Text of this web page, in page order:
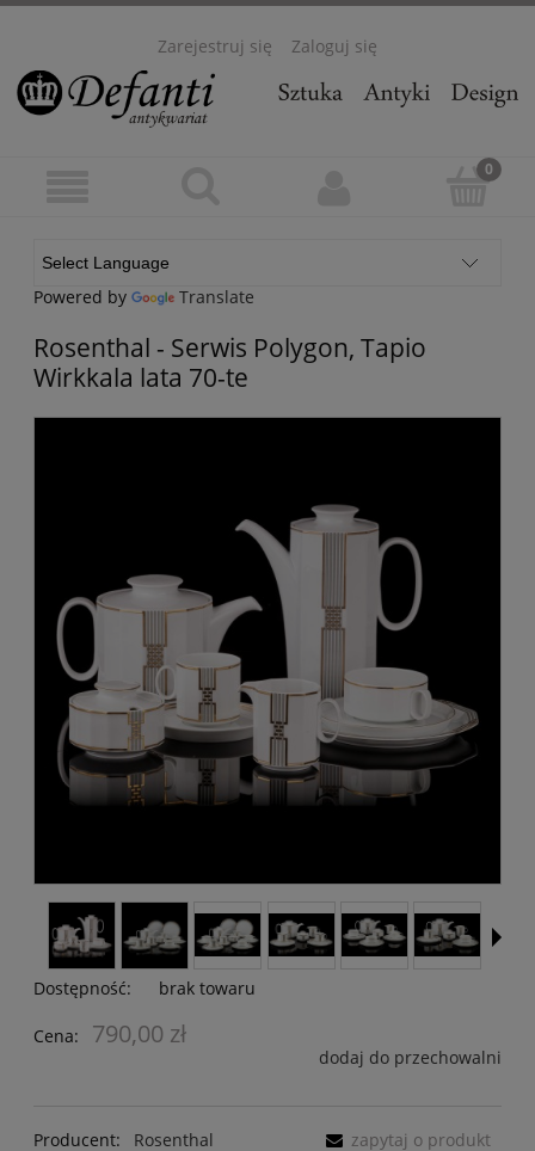
Zarejestruj się Zaloguj się
Powered by Translate
Rosenthal - Serwis Polygon, Tapio
Wirkkala lata 70-te
Dostępność: brak towaru
Cena: 790,00 zł
dodaj do przechowalni
Producent:
Rosenthal
zapytaj o produkt